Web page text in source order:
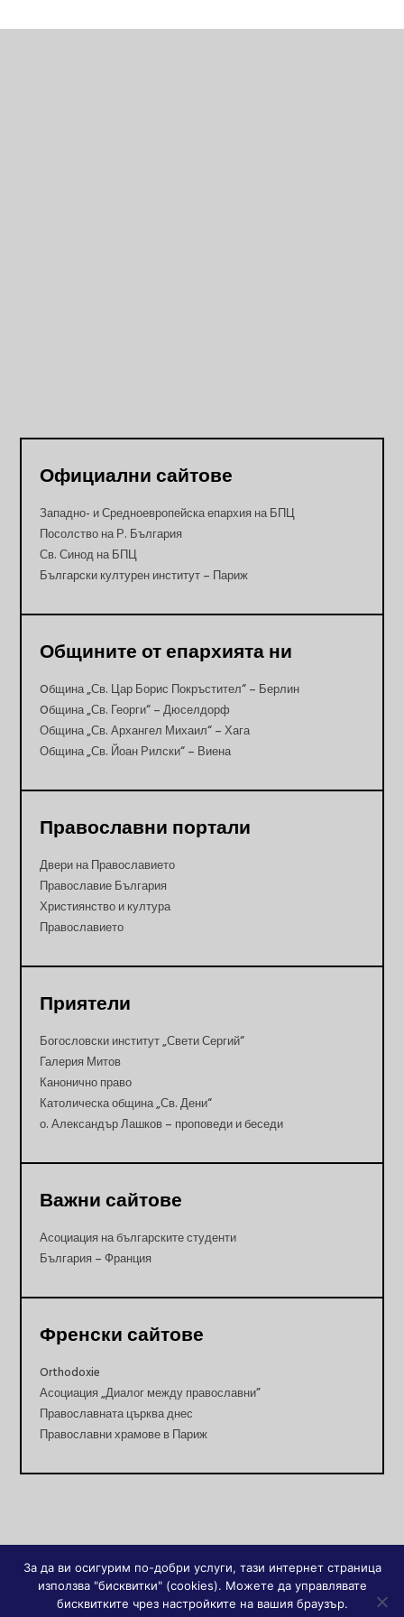
Официални сайтове
Западно- и Средноевропейска епархия на БПЦ
Посолство на Р. България
Св. Синод на БПЦ
Български културен институт – Париж
Общините от епархията ни
Oбщина „Св. Цар Борис Покръстител“ – Берлин
Oбщина „Св. Георги“ – Дюселдорф
Община „Св. Архангел Михаил“ – Хага
Община „Св. Йоан Рилски“ – Виена
Православни портали
Двери на Православието
Православие България
Християнство и култура
Православието
Приятели
Богословски институт „Свети Сергий“
Галерия Митов
Канонично право
Католическа община „Св. Дени“
о. Александър Лашков – проповеди и беседи
Важни сайтове
Асоциация на българските студенти
България – Франция
Френски сайтове
Orthodoxie
Асоциация „Диалог между православни”
Православната църква днес
Православни храмове в Париж
За да ви осигурим по-добри услуги, тази интернет страница
използва "бисквитки" (cookies). Можете да управлявате
бисквитките чрез настройките на вашия браузър.